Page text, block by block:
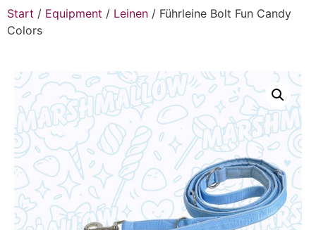
Start / Equipment / Leinen / Führleine Bolt Fun Candy
Colors